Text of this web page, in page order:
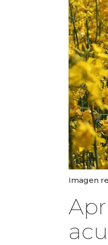
Imagen